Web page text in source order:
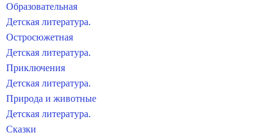
Образовательная
Детская литература.
Остросюжетная
Детская литература.
Приключения
Детская литература.
Природа и животные
Детская литература.
Сказки